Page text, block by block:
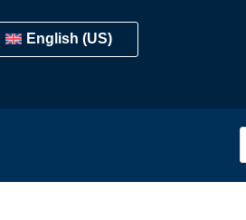
English (US)